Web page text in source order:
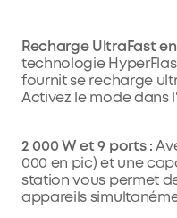
Recharge UltraFast
technologie
fournit se recharge
Activez le mode dans
2 000 W et 9 ports :
000 en pic) et une
station vous permet
appareils